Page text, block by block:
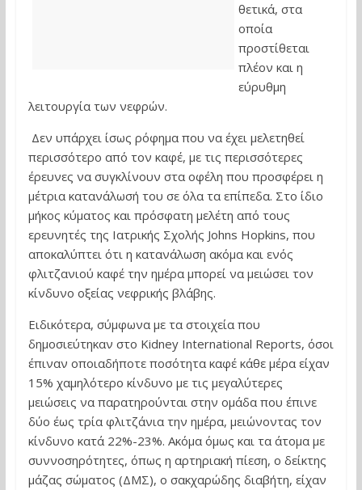
θετικά, στα
οποία
προστίθεται
πλέον και η
εύρυθμη
λειτουργία των νεφρών.
Δεν υπάρχει ίσως ρόφημα που να έχει μελετηθεί
περισσότερο από τον καφέ, με τις περισσότερες
έρευνες να συγκλίνουν στα οφέλη που προσφέρει η
μέτρια κατανάλωσή του σε όλα τα επίπεδα. Στο ίδιο
μήκος κύματος και πρόσφατη μελέτη από τους
ερευνητές της Ιατρικής Σχολής Johns Hopkins, που
αποκαλύπτει ότι η κατανάλωση ακόμα και ενός
φλιτζανιού καφέ την ημέρα μπορεί να μειώσει τον
κίνδυνο οξείας νεφρικής βλάβης.
Ειδικότερα, σύμφωνα με τα στοιχεία που
δημοσιεύτηκαν στο Kidney International Reports, όσοι
έπιναν οποιαδήποτε ποσότητα καφέ κάθε μέρα είχαν
15% χαμηλότερο κίνδυνο με τις μεγαλύτερες
μειώσεις να παρατηρούνται στην ομάδα που έπινε
δύο έως τρία φλιτζάνια την ημέρα, μειώνοντας τον
κίνδυνο κατά 22%-23%. Ακόμα όμως και τα άτομα με
συννοσηρότητες, όπως η αρτηριακή πίεση, ο δείκτης
μάζας σώματος (ΔΜΣ), ο σακχαρώδης διαβήτη, είχαν